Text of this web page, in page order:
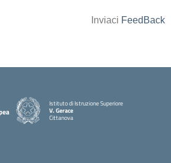
Inviaci FeedBack
Istituto di Istruzione Superiore
V. Gerace
Cittanova